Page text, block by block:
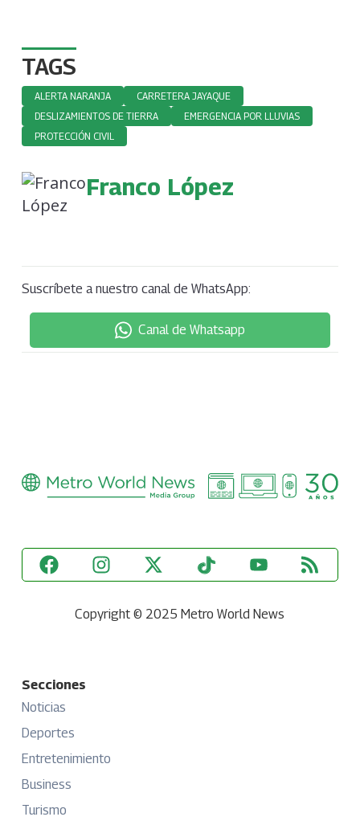
TAGS
ALERTA NARANJA
CARRETERA JAYAQUE
DESLIZAMIENTOS DE TIERRA
EMERGENCIA POR LLUVIAS
PROTECCIÓN CIVIL
Franco López
Suscríbete a nuestro canal de WhatsApp:
Canal de Whatsapp
Copyright © 2025 Metro World News
Secciones
Noticias
Deportes
Entretenimiento
Business
Turismo